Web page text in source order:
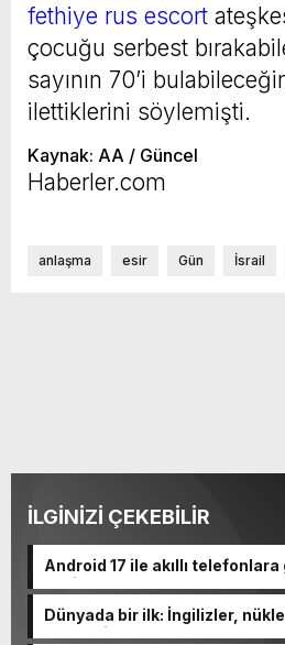
fethiye rus escort
çocuğu serbest
sayının 70’i
ilettiklerini söylemişti.
Kaynak: AA / Güncel
Haberler.com
anlaşma esir Gün İsrail
İLGİNİZİ ÇEKEBİLİR
Android 17 ile akıllı
belli oldu
Dünyada bir ilk: İngilizler,
ateşledi